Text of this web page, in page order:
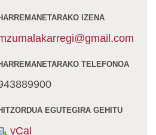
IZENA
TELEFONOA
EGUTEGIRA GEHITU
vCal